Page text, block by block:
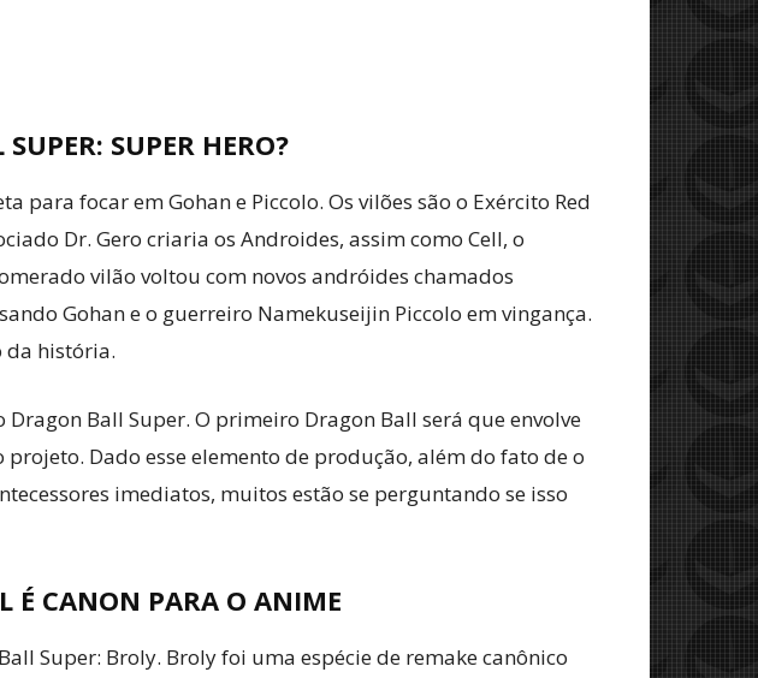
SUPER HERO?
para focar em Gohan e Piccolo. Os vilões são o Exército Red
Dr. Gero criaria os Androides, assim como Cell, o
vilão voltou com novos andróides chamados
Gohan e o guerreiro Namekuseijin Piccolo em vingança.
da história.
Ball Super. O primeiro Dragon Ball será que envolve
Dado esse elemento de produção, além do fato de o
imediatos, muitos estão se perguntando se isso
É CANON PARA O ANIME
Super: Broly. Broly foi uma espécie de remake canônico